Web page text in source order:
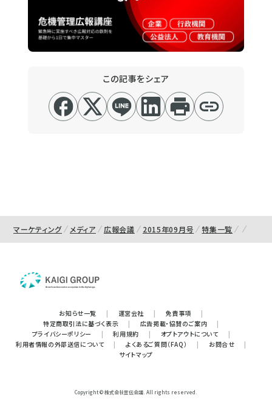
この記事をシェア
マーケティング メディア 広報会議 2015年09月号 特集一覧
お知らせ一覧 | 運営会社 | 免責事項
|
特定商取引法に基づく表示
| 広告掲載・協賛のご案内
|
プライバシーポリシー
| 利用規約 | オプトアウトについて
|
利用者情報の外部送信について
| よくあるご質問（FAQ） | お問合せ
|
サイトマップ
Copyright © 株式会社宣伝会議. All rights reserved.